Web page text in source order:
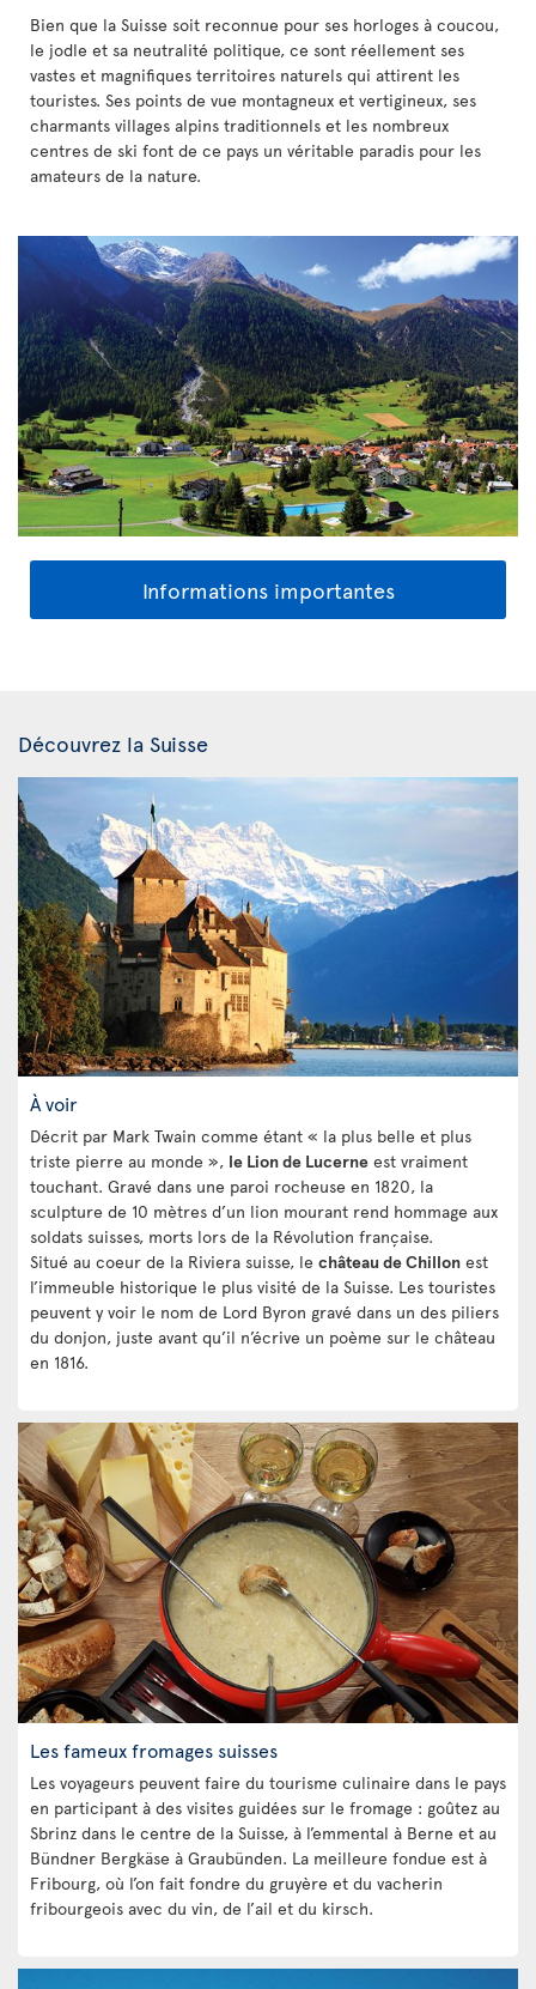
Bien que la Suisse soit reconnue pour ses horloges à coucou,
le jodle et sa neutralité politique, ce sont réellement ses
vastes et magnifiques territoires naturels qui attirent les
touristes. Ses points de vue montagneux et vertigineux, ses
charmants villages alpins traditionnels et les nombreux
centres de ski font de ce pays un véritable paradis pour les
amateurs de la nature.
Informations importantes
Découvrez la Suisse
À voir
Décrit par Mark Twain comme étant « la plus belle et plus
triste pierre au monde », le Lion de Lucerne est vraiment
touchant. Gravé dans une paroi rocheuse en 1820, la
sculpture de 10 mètres d’un lion mourant rend hommage aux
soldats suisses, morts lors de la Révolution française.
Situé au coeur de la Riviera suisse, le château de Chillon est
l’immeuble historique le plus visité de la Suisse. Les touristes
peuvent y voir le nom de Lord Byron gravé dans un des piliers
du donjon, juste avant qu’il n’écrive un poème sur le château
en 1816.
Les fameux fromages suisses
Les voyageurs peuvent faire du tourisme culinaire dans le pays
en participant à des visites guidées sur le fromage : goûtez au
Sbrinz dans le centre de la Suisse, à l’emmental à Berne et au
Bündner Bergkäse à Graubünden. La meilleure fondue est à
Fribourg, où l’on fait fondre du gruyère et du vacherin
fribourgeois avec du vin, de l’ail et du kirsch.